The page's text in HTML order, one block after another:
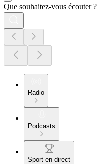
Que souhaitez-vous écouter ?
Radio
Podcasts
Sport en direct